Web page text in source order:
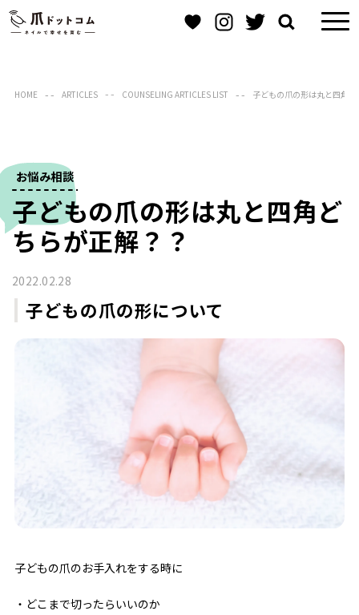
HOME ARTICLES COUNSELING ARTICLES LIST 子どもの爪の形は丸と四角
お悩み相談
子どもの爪の形は丸と四角ど
ちらが正解？？
2022.02.28
子どもの爪の形について
子どもの爪のお手入れをする時に
・どこまで切ったらいいのか